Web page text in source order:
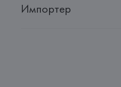
Импортер